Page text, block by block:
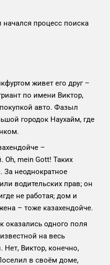
процесс поиска
живет его друг –
по имени Виктор,
авто. Фазыл
городок Наухайм, где
–
Oh, mein Gott! Таких
За неоднократное
водительских прав; он
не работая; дом и
– тоже казахендойче.
оказались одного поля
на весь
Нет, Виктор, конечно,
в своём доме,